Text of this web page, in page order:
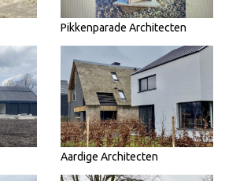
Pikkenparade Architecten
Aardige Architecten